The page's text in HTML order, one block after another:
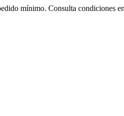
mínimo. Consulta condiciones